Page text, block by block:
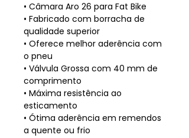
• Câmara Aro 26 para Fat Bike
• Fabricado com borracha de
qualidade superior
• Oferece melhor aderência com
o pneu
• Válvula Grossa com 40 mm de
comprimento
• Máxima resistência ao
esticamento
• Ótima aderência em remendos
a quente ou frio